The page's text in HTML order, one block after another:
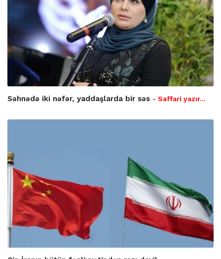
Səhnədə iki nəfər, yaddaşlarda bir səs - Saffari yazır…